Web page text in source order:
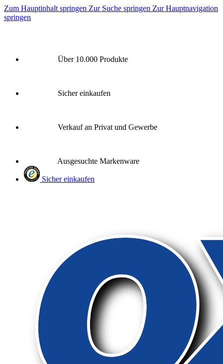
Zum Hauptinhalt springen Zur Suche springen Zur Hauptnavigation
springen
Über 10.000 Produkte
Sicher einkaufen
Verkauf an Privat und Gewerbe
Ausgesuchte Markenware
Sicher einkaufen